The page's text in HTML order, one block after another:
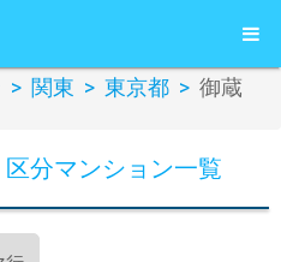
> 関東 > 東京都 > 御蔵
分マンション一覧